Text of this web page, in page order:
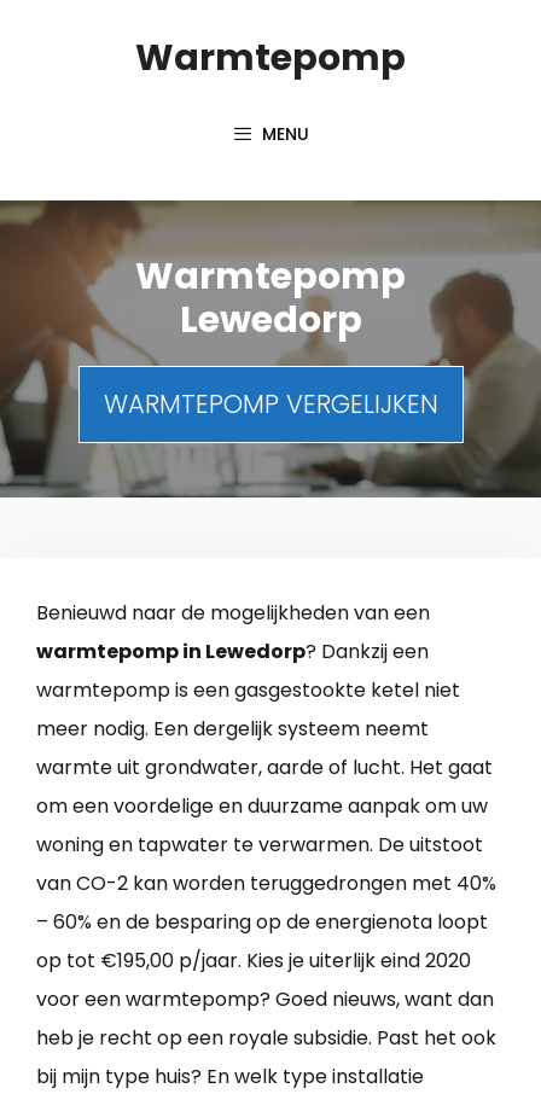
Warmtepomp
MENU
Warmtepomp
Lewedorp
WARMTEPOMP VERGELIJKEN
Benieuwd naar de mogelijkheden van een
warmtepomp in Lewedorp? Dankzij een
warmtepomp is een gasgestookte ketel niet
meer nodig. Een dergelijk systeem neemt
warmte uit grondwater, aarde of lucht. Het gaat
om een voordelige en duurzame aanpak om uw
woning en tapwater te verwarmen. De uitstoot
van CO-2 kan worden teruggedrongen met 40%
– 60% en de besparing op de energienota loopt
op tot €195,00 p/jaar. Kies je uiterlijk eind 2020
voor een warmtepomp? Goed nieuws, want dan
heb je recht op een royale subsidie. Past het ook
bij mijn type huis? En welk type installatie